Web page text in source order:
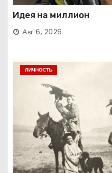
Идея на миллион
Авг 6, 2026
ЛИЧНОСТЬ